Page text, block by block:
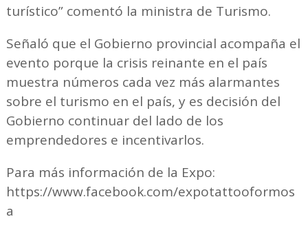
turístico” comentó la ministra de Turismo.
Señaló que el Gobierno provincial acompaña el
evento porque la crisis reinante en el país
muestra números cada vez más alarmantes
sobre el turismo en el país, y es decisión del
Gobierno continuar del lado de los
emprendedores e incentivarlos.
Para más información de la Expo:
https://www.facebook.com/expotattooformos
a